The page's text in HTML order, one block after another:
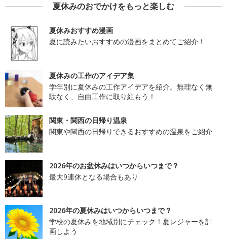
夏休みのおでかけをもっと楽しむ
夏休みおすすめ漫画
夏に読みたいおすすめの漫画をまとめてご紹介！
夏休みの工作のアイデア集
学年別に夏休みの工作アイデアを紹介。無理なく無
駄なく、自由工作に取り組もう！
関東・関西の日帰り温泉
関東や関西の日帰りできるおすすめの温泉をご紹介
2026年のお盆休みはいつからいつまで？
最大9連休となる場合もあり
2026年の夏休みはいつからいつまで？
学校の夏休みを地域別にチェック！夏レジャーを計
画しよう